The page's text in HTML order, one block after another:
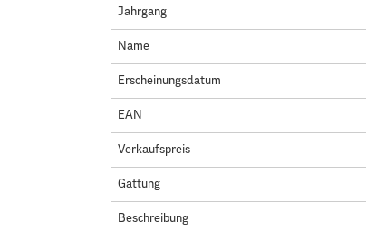
Jahrgang
Name
Erscheinungsdatum
EAN
Verkaufspreis
Gattung
Beschreibung